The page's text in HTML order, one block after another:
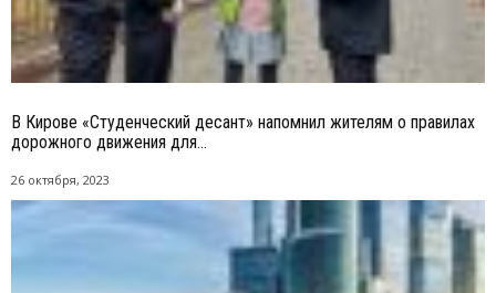
В Кирове «Студенческий десант» напомнил жителям о правилах
дорожного движения для...
26 октября, 2023